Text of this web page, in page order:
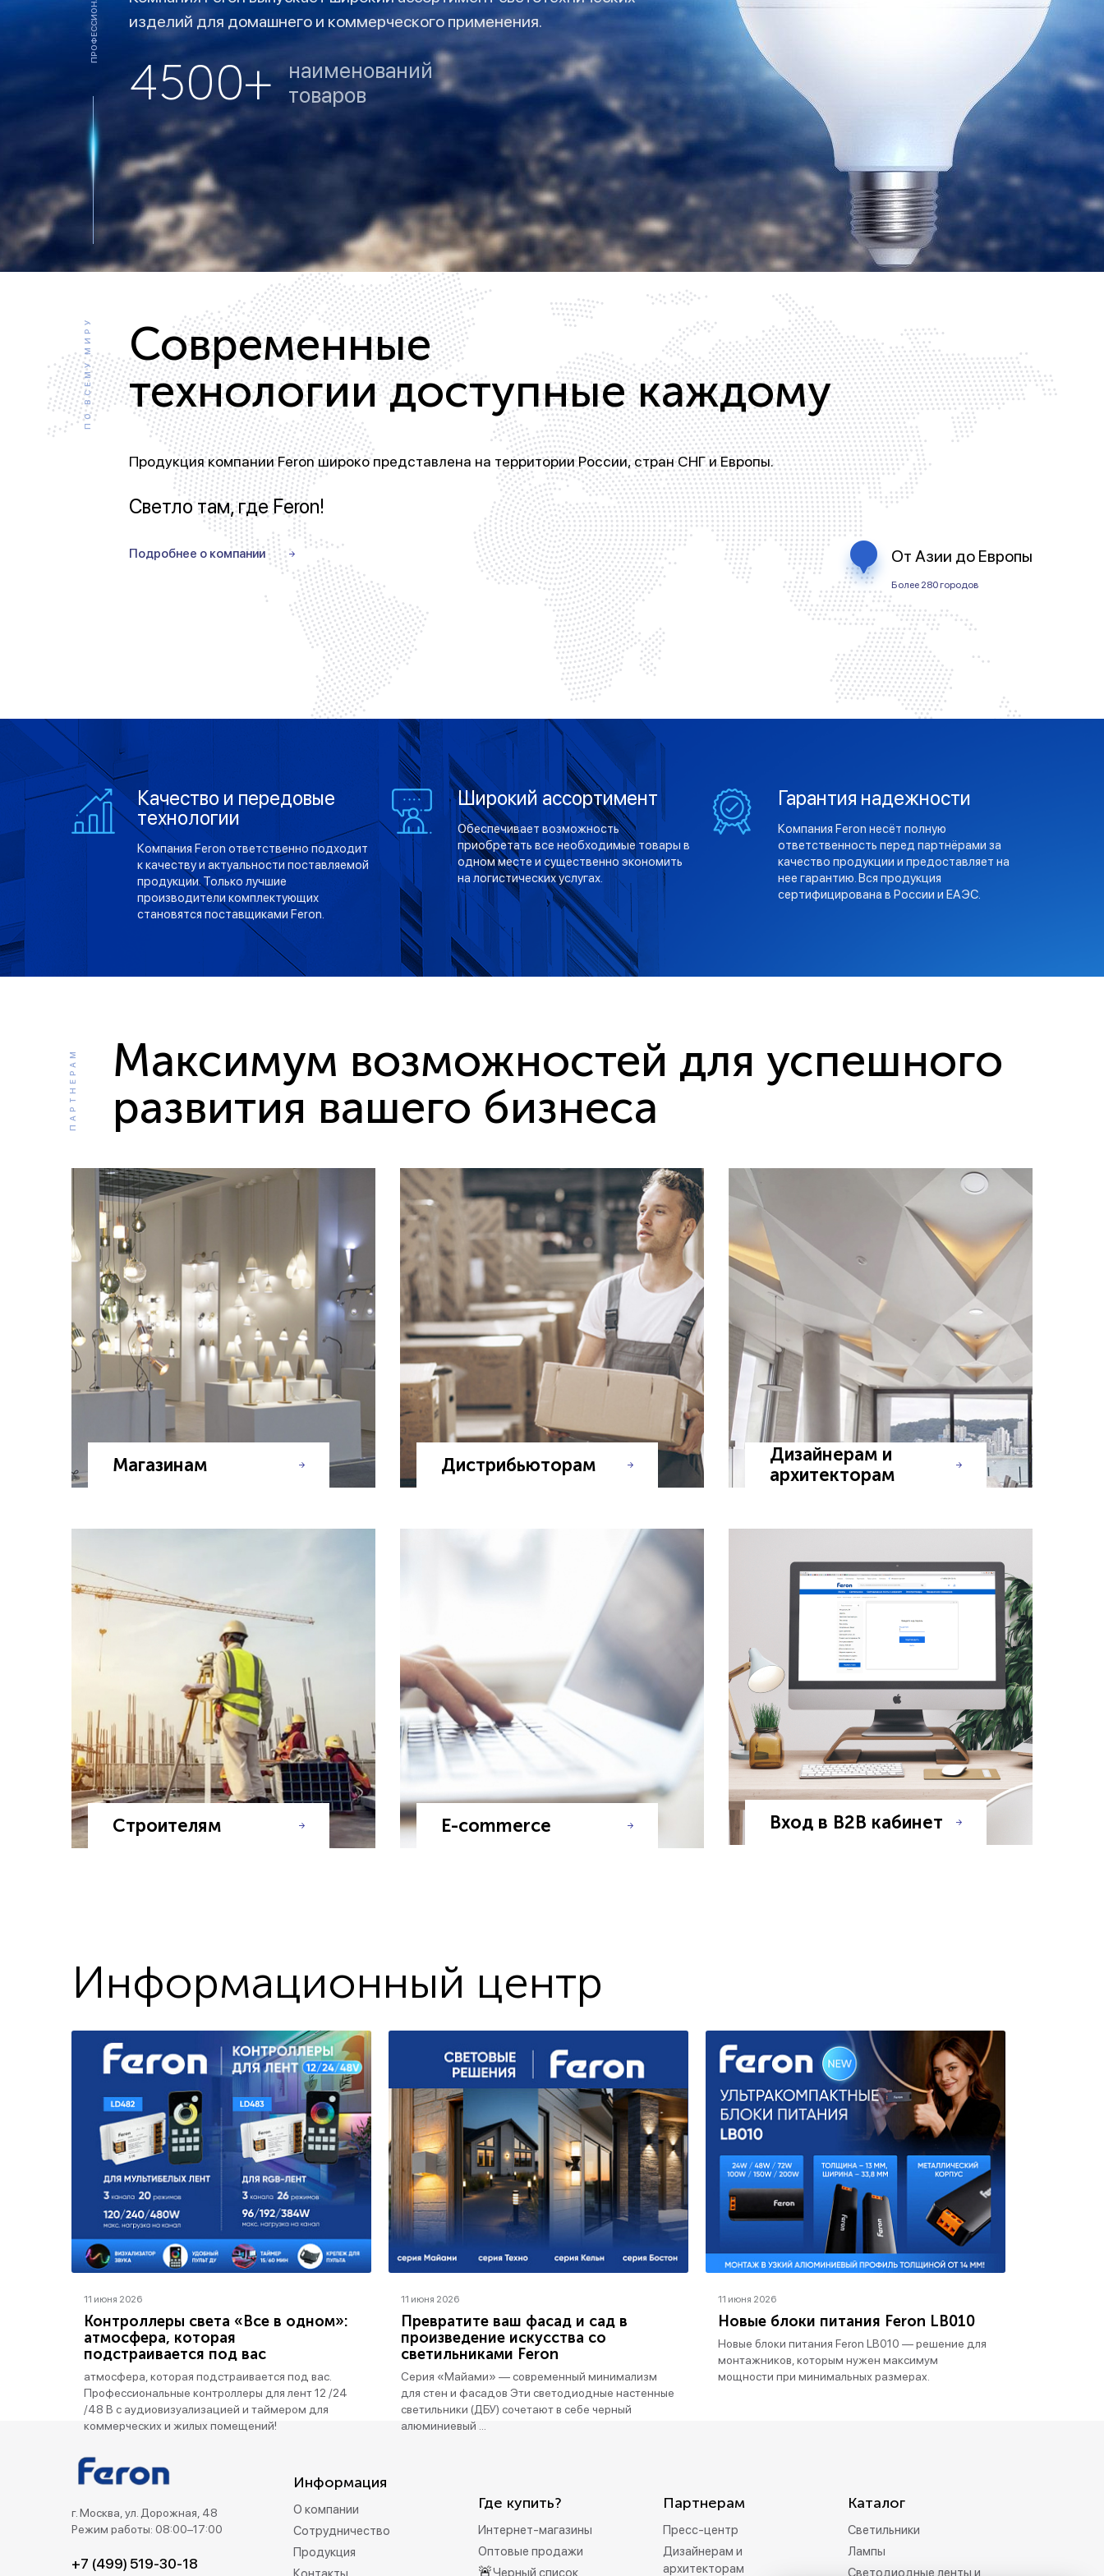
Беспроводные розетки
Контроллеры и реле 220в Розетки садово-парковые
изделий для домашнего и коммерческого применения.
4500+
наименований
товаров
ПО ВСЕМУ МИРУ
Современные
технологии доступные каждому
Продукция компании Feron широко представлена на территории России, стран СНГ и Европы.
Светло там, где Feron!
Подробнее о компании От Азии до Европы
Более 280 городов
Качество и передовые
технологии
Компания Feron ответственно подходит
к качеству и актуальности поставляемой
продукции. Только лучшие
производители комплектующих
становятся поставщиками Feron.
Широкий ассортимент
Обеспечивает возможность
приобретать все необходимые товары в
одном месте и существенно экономить
на логистических услугах.
Гарантия надежности
Компания Feron несёт полную
ответственность перед партнёрами за
качество продукции и предоставляет на
нее гарантию. Вся продукция
сертифицирована в России и ЕАЭС.
ПАРТНЕРАМ
Максимум возможностей для успешного
развития вашего бизнеса
Магазинам Дистрибьюторам
Дизайнерам и
архитекторам
Строителям E-commerce Вход в B2B кабинет
Информационный центр
11 июня 2026
Контроллеры света «Все в одном»:
атмосфера, которая
подстраивается под вас
атмосфера, которая подстраивается под вас.
Профессиональные контроллеры для лент 12 /24
/48 В с аудиовизуализацией и таймером для
коммерческих и жилых помещений!
11 июня 2026
Превратите ваш фасад и сад в
произведение искусства со
светильниками Feron
Серия «Майами» — современный минимализм
для стен и фасадов Эти светодиодные настенные
светильники (ДБУ) сочетают в себе черный
алюминиевый ...
11 июня 2026
Новые блоки питания Feron LB010
Новые блоки питания Feron LB010 — решение для
монтажников, которым нужен максимум
мощности при минимальных размерах.
г. Москва, ул. Дорожная, 48
Режим работы: 08:00–17:00
+7 (499) 519-30-18
Информация
О компании
Сотрудничество
Продукция
Где купить?
Интернет-магазины
Оптовые продажи
🚨Черный список
Партнерам
Пресс-центр
Дизайнерам и
архитекторам
Каталог
Светильники
Лампы
Светодиодные ленты и